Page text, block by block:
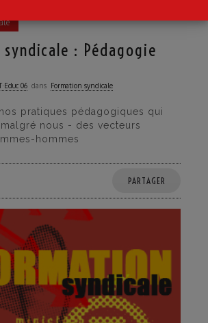
: Pédagogie
06 dans Formation syndicale
pratiques pédagogiques qui
nous - des vecteurs
hommes
PARTAGER